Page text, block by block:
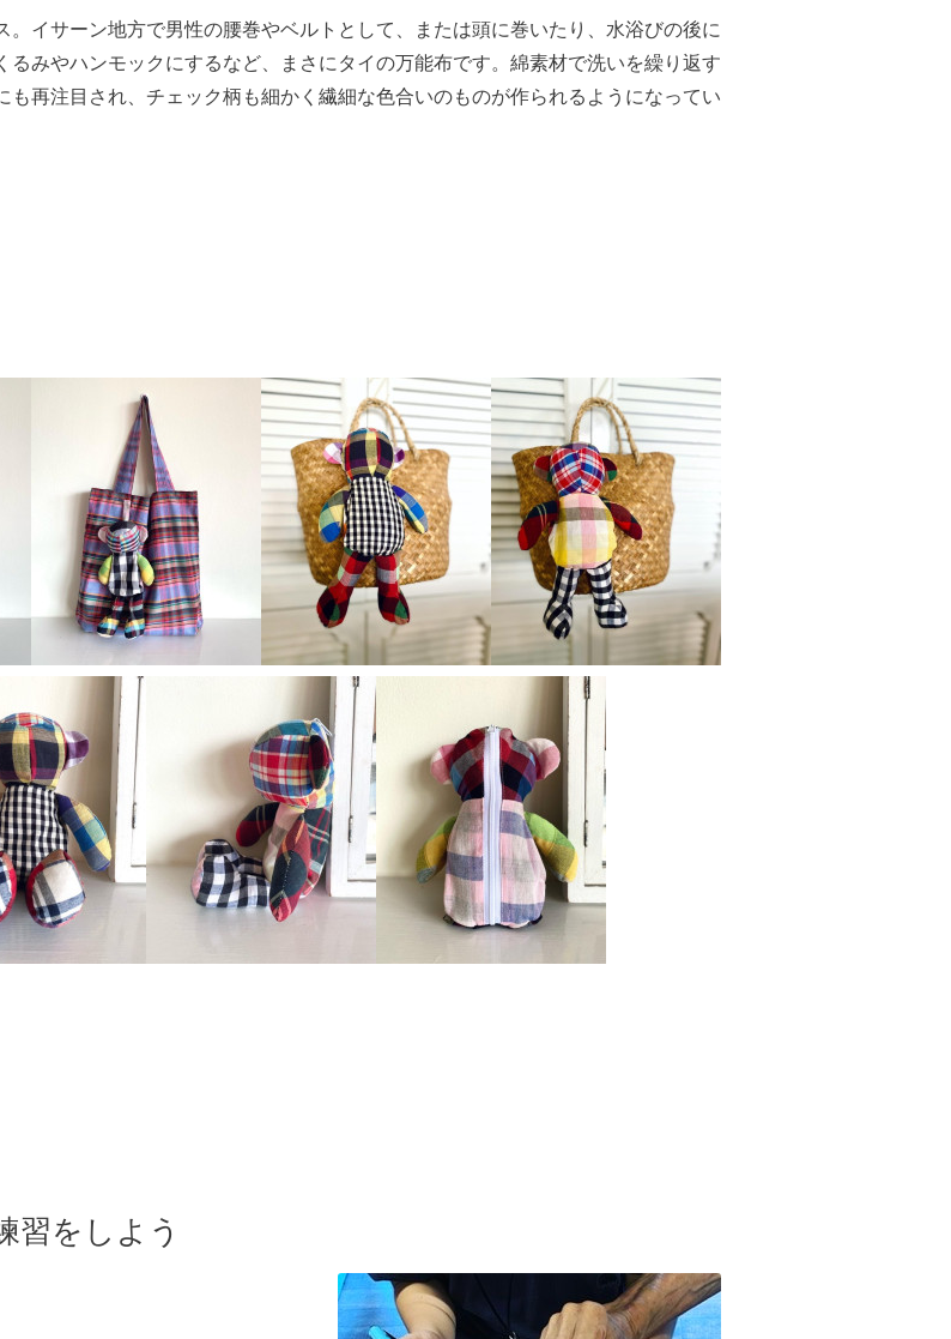
。イサーン地方で男性の腰巻やベルトとして、または頭に巻いたり、水浴びの後に
みやハンモックにするなど、まさにタイの万能布です。綿素材で洗いを繰り返す
再注目され、チェック柄も細かく繊細な色合いのものが作られるようになってい
習をしよう